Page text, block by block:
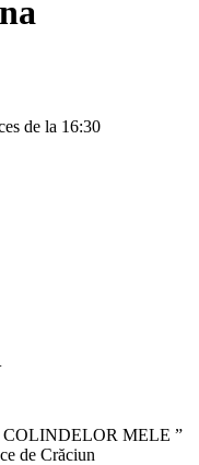
de la 16:30
MELE ”
de Crăciun